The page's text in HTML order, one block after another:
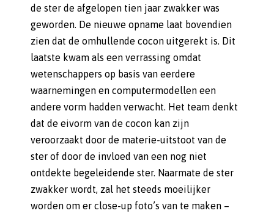
de ster de afgelopen tien jaar zwakker was
geworden. De nieuwe opname laat bovendien
zien dat de omhullende cocon uitgerekt is. Dit
laatste kwam als een verrassing omdat
wetenschappers op basis van eerdere
waarnemingen en computermodellen een
andere vorm hadden verwacht. Het team denkt
dat de eivorm van de cocon kan zijn
veroorzaakt door de materie-uitstoot van de
ster of door de invloed van een nog niet
ontdekte begeleidende ster. Naarmate de ster
zwakker wordt, zal het steeds moeilijker
worden om er close-up foto’s van te maken –